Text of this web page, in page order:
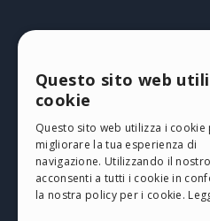
I miei post
I miei Download
Spazio Web
I miei Crediti
Questo sito web
cookie
Questo sito web utilizza i cookie
migliorare la tua esperienza di
navigazione. Utilizzando il
acconsenti a tutti i cookie in
la nostra policy per i cookie.